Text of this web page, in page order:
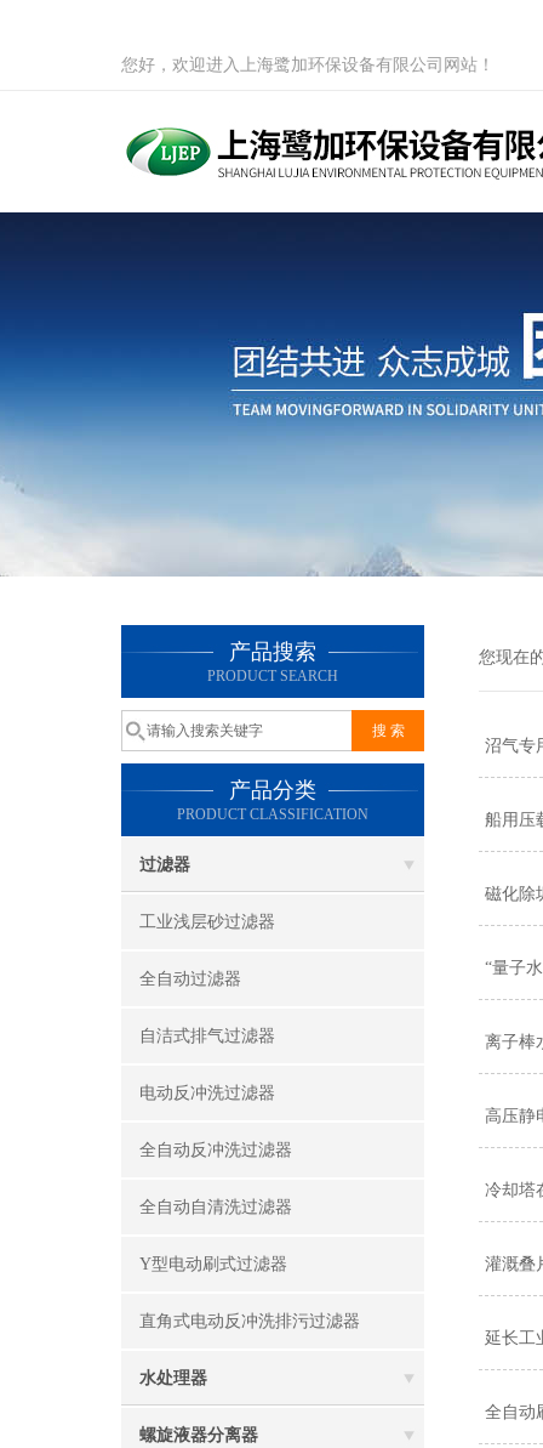
您好，欢迎进入上海鹭加环保设备有限公司网站！
产品搜索
PRODUCT SEARCH
产品分类
PRODUCT CLASSIFICATION
过滤器
工业浅层砂过滤器
全自动过滤器
自洁式排气过滤器
电动反冲洗过滤器
全自动反冲洗过滤器
全自动自清洗过滤器
Y型电动刷式过滤器
直角式电动反冲洗排污过滤器
水处理器
螺旋液器分离器
您现在
沼气专
船用压
磁化除
“量子
离子棒
高压静
冷却塔
灌溉叠
延长工
全自动